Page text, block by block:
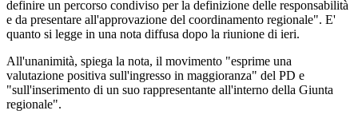
definire un percorso condiviso per la definizione delle responsabilità
e da presentare all'approvazione del coordinamento regionale". E'
quanto si legge in una nota diffusa dopo la riunione di ieri.
All'unanimità, spiega la nota, il movimento "esprime una
valutazione positiva sull'ingresso in maggioranza" del PD e
"sull'inserimento di un suo rappresentante all'interno della Giunta
regionale".